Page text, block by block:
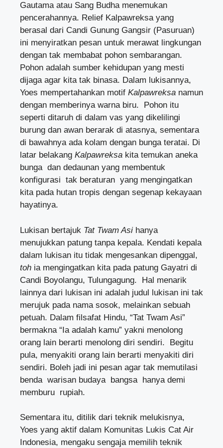
Gautama atau Sang Budha menemukan
pencerahannya. Relief Kalpawreksa yang
berasal dari Candi Gunung Gangsir (Pasuruan)
ini menyiratkan pesan untuk merawat lingkungan
dengan tak membabat pohon sembarangan.
Pohon adalah sumber kehidupan yang mesti
dijaga agar kita tak binasa. Dalam lukisannya,
Yoes mempertahankan motif Kalpawreksa namun
dengan memberinya warna biru. Pohon itu
seperti ditaruh di dalam vas yang dikelilingi
burung dan awan berarak di atasnya, sementara
di bawahnya ada kolam dengan bunga teratai. Di
latar belakang Kalpawreksa kita temukan aneka
bunga dan dedaunan yang membentuk
konfigurasi tak beraturan yang mengingatkan
kita pada hutan tropis dengan segenap kekayaan
hayatinya.
Lukisan bertajuk Tat Twam Asi hanya
menujukkan patung tanpa kepala. Kendati kepala
dalam lukisan itu tidak mengesankan dipenggal,
toh ia mengingatkan kita pada patung Gayatri di
Candi Boyolangu, Tulungagung. Hal menarik
lainnya dari lukisan ini adalah judul lukisan ini tak
merujuk pada nama sosok, melainkan sebuah
petuah. Dalam filsafat Hindu, “Tat Twam Asi”
bermakna “Ia adalah kamu” yakni menolong
orang lain berarti menolong diri sendiri. Begitu
pula, menyakiti orang lain berarti menyakiti diri
sendiri. Boleh jadi ini pesan agar tak memutilasi
benda warisan budaya bangsa hanya demi
memburu rupiah.
Sementara itu, ditilik dari teknik melukisnya,
Yoes yang aktif dalam Komunitas Lukis Cat Air
Indonesia, mengaku sengaja memilih teknik